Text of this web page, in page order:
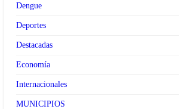
Dengue
Deportes
Destacadas
Economía
Internacionales
MUNICIPIOS